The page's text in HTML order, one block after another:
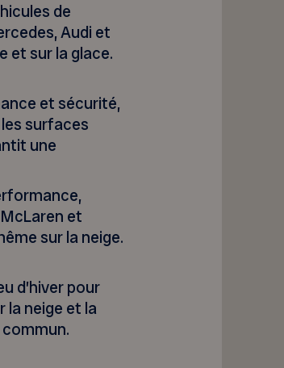
de
Audi et
et sur la glace.
et sécurité,
surfaces
une
et
sur la neige.
d’hiver pour
la neige et la